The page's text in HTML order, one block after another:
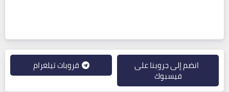
انضم إلى جروبنا على
فيسبوك
قروبات تيلغرام